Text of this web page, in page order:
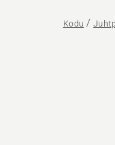
Kodu